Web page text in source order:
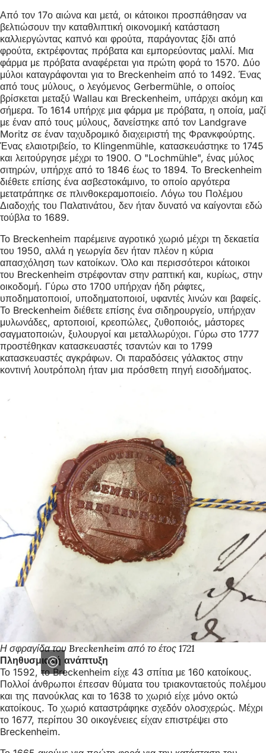
Από τον 17ο αιώνα και μετά, οι κάτοικοι προσπάθησαν να
βελτιώσουν την καταθλιπτική οικονομική κατάσταση
καλλιεργώντας καπνό και φρούτα, παράγοντας ξίδι από
φρούτα, εκτρέφοντας πρόβατα και εμπορεύοντας μαλλί. Μια
φάρμα με πρόβατα αναφέρεται για πρώτη φορά το 1570. Δύο
μύλοι καταγράφονται για το Breckenheim από το 1492. Ένας
από τους μύλους, ο λεγόμενος Gerbermühle, ο οποίος
βρίσκεται μεταξύ Wallau και Breckenheim, υπάρχει ακόμη και
σήμερα. Το 1614 υπήρχε μια φάρμα με πρόβατα, η οποία, μαζί
με έναν από τους μύλους, δανείστηκε από τον Landgrave
Moritz σε έναν ταχυδρομικό διαχειριστή της Φρανκφούρτης.
Ένας ελαιοτριβείο, το Klingenmühle, κατασκευάστηκε το 1745
και λειτούργησε μέχρι το 1900. Ο "Lochmühle", ένας μύλος
σιτηρών, υπήρχε από το 1846 έως το 1894. Το Breckenheim
διέθετε επίσης ένα ασβεστοκάμινο, το οποίο αργότερα
μετατράπηκε σε πλινθοκεραμοποιείο. Λόγω του Πολέμου
Διαδοχής του Παλατινάτου, δεν ήταν δυνατό να καίγονται εδώ
τούβλα το 1689.
Το Breckenheim παρέμεινε αγροτικό χωριό μέχρι τη δεκαετία
του 1950, αλλά η γεωργία δεν ήταν πλέον η κύρια
απασχόληση των κατοίκων. Όλο και περισσότεροι κάτοικοι
του Breckenheim στρέφονταν στην ραπτική και, κυρίως, στην
οικοδομή. Γύρω στο 1700 υπήρχαν ήδη ράφτες,
υποδηματοποιοί, υποδηματοποιοί, υφαντές λινών και βαφείς.
Το Breckenheim διέθετε επίσης ένα σιδηρουργείο, υπήρχαν
μυλωνάδες, αρτοποιοί, κρεοπώλες, ζυθοποιός, μάστορες
σαγματοποιών, ξυλουργοί και μεταλλωρύχοι. Γύρω στο 1777
προστέθηκαν κατασκευαστές τσαντών και το 1799
κατασκευαστές αγκράφων. Οι παραδόσεις γάλακτος στην
κοντινή λουτρόπολη ήταν μια πρόσθετη πηγή εισοδήματος.
Η σφραγίδα του Breckenheim από το έτος 1721
Πληθυσμιακή ανάπτυξη
Το 1592, το Breckenheim είχε 43 σπίτια με 160 κατοίκους.
Πολλοί άνθρωποι έπεσαν θύματα του τριακονταετούς πολέμου
και της πανούκλας και το 1638 το χωριό είχε μόνο οκτώ
κατοίκους. Το χωριό καταστράφηκε σχεδόν ολοσχερώς. Μέχρι
το 1677, περίπου 30 οικογένειες είχαν επιστρέψει στο
Breckenheim.